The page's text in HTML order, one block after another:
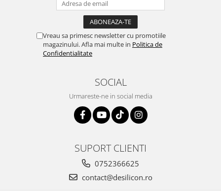
Vreau sa primesc newsletter cu promotiile
magazinului. Afla mai multe in Politica de
Confidentialitate
SOCIAL
Urmareste-ne in social media
SUPORT CLIENTI
0752366625
contact@desilicon.ro